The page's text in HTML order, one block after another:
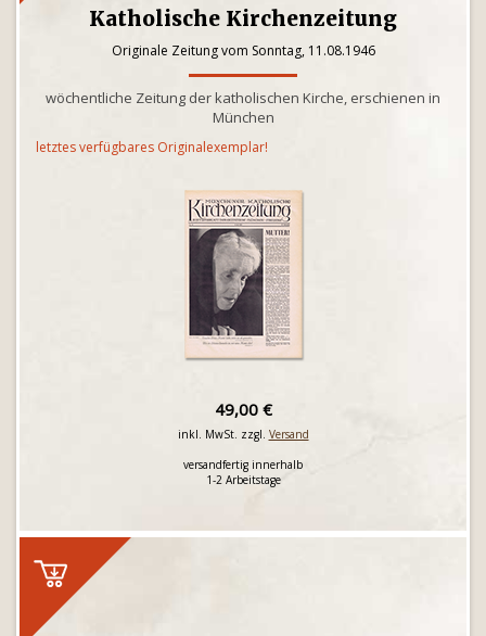
Katholische Kirchenzeitung
Originale Zeitung vom Sonntag, 11.08.1946
wöchentliche Zeitung der katholischen Kirche, erschienen in
München
letztes verfügbares Originalexemplar!
49,00 €
inkl. MwSt. zzgl. Versand
versandfertig innerhalb
1-2 Arbeitstage